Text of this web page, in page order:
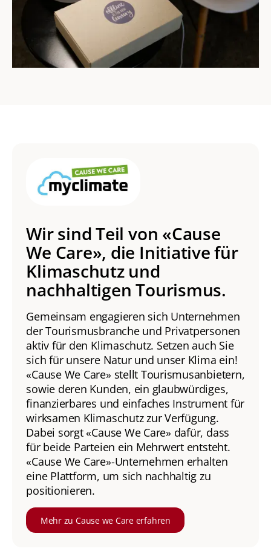
Wir sind Teil von «Cause
We Care», die Initiative für
Klimaschutz und
nachhaltigen Tourismus.
Gemeinsam engagieren sich Unternehmen
der Tourismusbranche und Privatpersonen
aktiv für den Klimaschutz. Setzen auch Sie
sich für unsere Natur und unser Klima ein!
«Cause We Care» stellt Tourismusanbietern,
sowie deren Kunden, ein glaubwürdiges,
finanzierbares und einfaches Instrument für
wirksamen Klimaschutz zur Verfügung.
Dabei sorgt «Cause We Care» dafür, dass
für beide Parteien ein Mehrwert entsteht.
«Cause We Care»-Unternehmen erhalten
eine Plattform, um sich nachhaltig zu
positionieren.
Mehr zu Cause we Care erfahren